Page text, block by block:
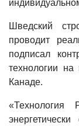
Шведский
проводит
подписал
технологии
Канаде.